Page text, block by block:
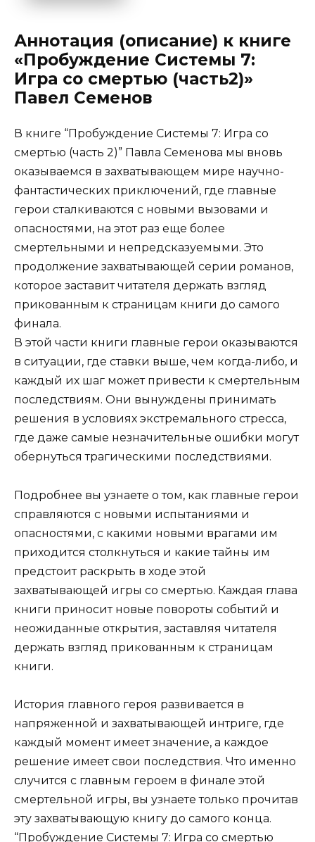
Аннотация (описание) к книге
«Пробуждение Системы 7:
Игра со смертью (часть2)»
Павел Семенов
В книге “Пробуждение Системы 7: Игра со
смертью (часть 2)” Павла Семенова мы вновь
оказываемся в захватывающем мире научно-
фантастических приключений, где главные
герои сталкиваются с новыми вызовами и
опасностями, на этот раз еще более
смертельными и непредсказуемыми. Это
продолжение захватывающей серии романов,
которое заставит читателя держать взгляд
прикованным к страницам книги до самого
финала.
В этой части книги главные герои оказываются
в ситуации, где ставки выше, чем когда-либо, и
каждый их шаг может привести к смертельным
последствиям. Они вынуждены принимать
решения в условиях экстремального стресса,
где даже самые незначительные ошибки могут
обернуться трагическими последствиями.
Подробнее вы узнаете о том, как главные герои
справляются с новыми испытаниями и
опасностями, с какими новыми врагами им
приходится столкнуться и какие тайны им
предстоит раскрыть в ходе этой
захватывающей игры со смертью. Каждая глава
книги приносит новые повороты событий и
неожиданные открытия, заставляя читателя
держать взгляд прикованным к страницам
книги.
История главного героя развивается в
напряженной и захватывающей интриге, где
каждый момент имеет значение, а каждое
решение имеет свои последствия. Что именно
случится с главным героем в финале этой
смертельной игры, вы узнаете только прочитав
эту захватывающую книгу до самого конца.
“Пробуждение Системы 7: Игра со смертью